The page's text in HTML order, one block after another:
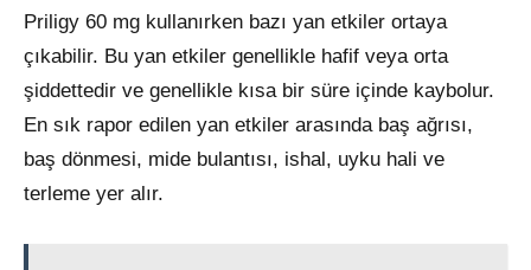
Priligy 60 mg kullanırken bazı yan etkiler ortaya
çıkabilir. Bu yan etkiler genellikle hafif veya orta
şiddettedir ve genellikle kısa bir süre içinde kaybolur.
En sık rapor edilen yan etkiler arasında baş ağrısı,
baş dönmesi, mide bulantısı, ishal, uyku hali ve
terleme yer alır.